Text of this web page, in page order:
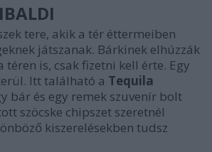
tere, akik a tér éttermeiben
játszanak. Bárkinek elhúzzák
téren is, csak fizetni kell érte. Egy
Itt található a Tequila
bár és egy remek szuvenír bolt
szöcske chipszet szeretnél
kiszerelésekben tudsz